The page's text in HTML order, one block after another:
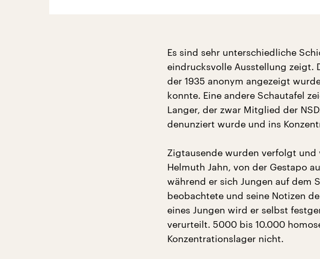
Es sind sehr unterschiedliche
eindrucksvolle Ausstellung zeigt.
der 1935 anonym angezeigt
konnte. Eine andere Schautafel
Langer, der zwar Mitglied der
denunziert wurde und ins
Zigtausende wurden verfolgt und
Helmuth Jahn, von der Gestapo
während er sich Jungen auf dem
beobachtete und seine Notizen
eines Jungen wird er selbst
verurteilt. 5000 bis 10.000
Konzentrationslager nicht.